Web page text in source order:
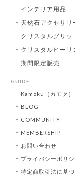
インテリア用品
天然石アクセサリ
クリスタルグリッ
クリスタルヒーリ
期間限定販売
GUIDE
Kamoku［カモク］
BLOG
COMMUNITY
MEMBERSHIP
お問い合わせ
プライバシーポリシ
特定商取引法に基